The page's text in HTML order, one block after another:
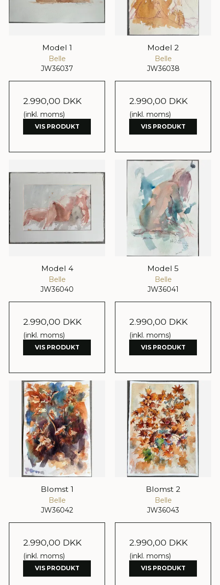
Model 1
Belle
JW36037
2.990,00 DKK
(inkl. moms)
VIS PRODUKT
Model 2
Belle
JW36038
2.990,00 DKK
(inkl. moms)
VIS PRODUKT
Model 4
Belle
JW36040
2.990,00 DKK
(inkl. moms)
VIS PRODUKT
Model 5
Belle
JW36041
2.990,00 DKK
(inkl. moms)
VIS PRODUKT
Blomst 1
Belle
JW36042
2.990,00 DKK
(inkl. moms)
VIS PRODUKT
Blomst 2
Belle
JW36043
2.990,00 DKK
(inkl. moms)
VIS PRODUKT